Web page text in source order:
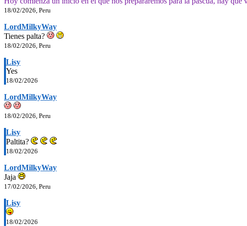
18/02/2026, Peru
LordMilkyWay
Tienes palta?
18/02/2026, Peru
Lisy
Yes
18/02/2026
LordMilkyWay
18/02/2026, Peru
Lisy
Paltita?
18/02/2026
LordMilkyWay
Jaja
17/02/2026, Peru
Lisy
18/02/2026